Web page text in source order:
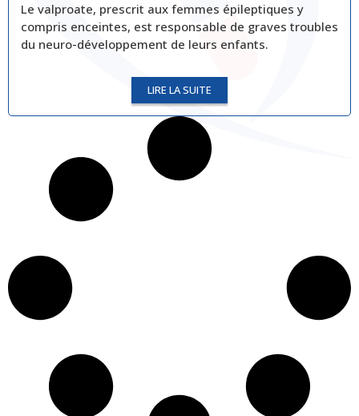
Le valproate, prescrit aux femmes épileptiques y
compris enceintes, est responsable de graves troubles
du neuro-développement de leurs enfants.
LIRE LA SUITE